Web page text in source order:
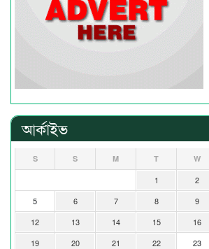
আর্কাইভ
S S M T W
1 2
5
6 7 8 9
12
13 14 15 16
19
20 21 22 23